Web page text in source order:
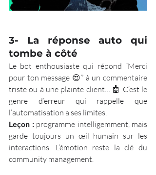
3- La réponse auto qui
tombe à côté
Le bot enthousiaste qui répond “Merci
pour ton message 😍” à un commentaire
triste ou à une plainte client… 🤖 C’est le
genre d’erreur qui rappelle que
l’automatisation a ses limites.
Leçon : programme intelligemment, mais
garde toujours un œil humain sur les
interactions. L’émotion reste la clé du
community management.